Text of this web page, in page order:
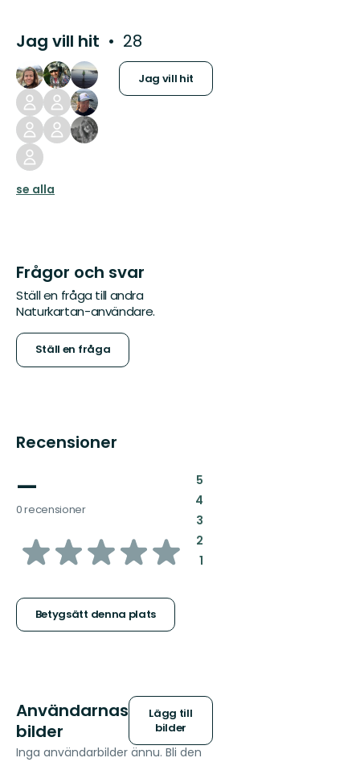
Jag vill hit 28
Jag vill hit
se alla
Frågor och svar
Ställ en fråga till andra
Naturkartan-användare.
Ställ en fråga
Recensioner
—
0 recensioner
av
stjärnor
Betygsätt denna plats
5:
4:
3:
2:
1:
Användarnas
bilder
Lägg till
bilder
Inga användarbilder ännu. Bli den